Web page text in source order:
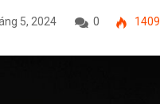
5, 2024 0 1409